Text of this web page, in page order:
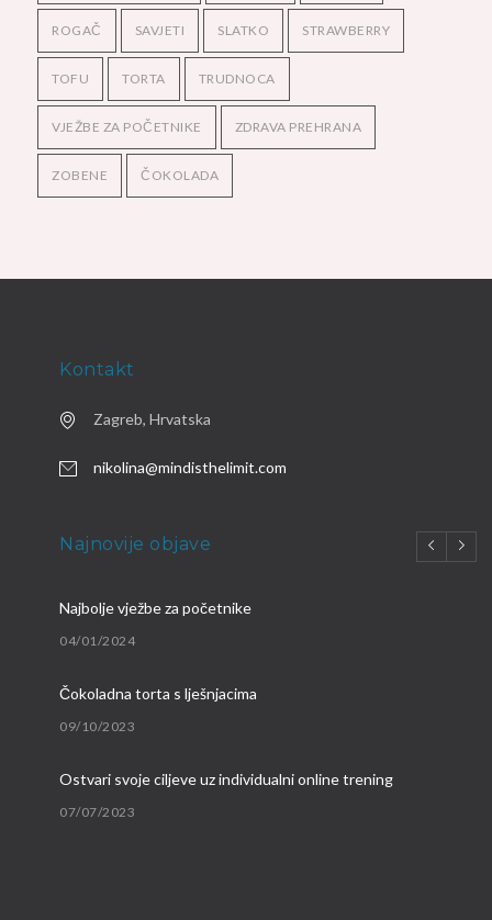
ROGAČ SAVJETI SLATKO STRAWBERRY
TOFU TORTA TRUDNOCA
VJEŽBE ZA POČETNIKE ZDRAVA PREHRANA
ZOBENE ČOKOLADA
Kontakt
Zagreb, Hrvatska
nikolina@mindisthelimit.com
Najnovije objave
Najbolje vježbe za početnike
04/01/2024
Čokoladna torta s lješnjacima
09/10/2023
Ostvari svoje ciljeve uz individualni online trening
07/07/2023